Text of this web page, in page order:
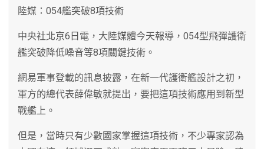
陸媒：054艦突破8項技術
中央社北京6日電，大陸媒體今天報導，054型飛彈護衛
艦突破降低噪音等8項關鍵技術。
網易軍事登載的訊息披露，在新一代護衛艦設計之初，
軍方的總代表薛偉敏就提出，要把這項技術應用到新型
戰艦上。
但是，當時只有少數國家掌握這項技術，不少專家認為